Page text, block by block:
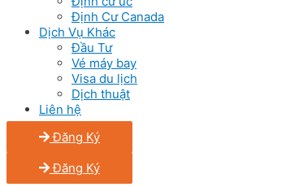
Định Cư Canada
Dịch Vụ Khác
Đầu Tư
Vé máy bay
Visa du lịch
Dịch thuật
Liên hệ
Đăng Ký
Đăng Ký